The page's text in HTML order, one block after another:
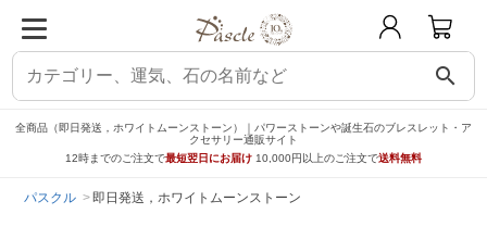
search
全商品（即日発送，ホワイトムーンストーン）｜パワーストーンや誕生石のブレスレット・ア
クセサリー通販サイト
12時までのご注文で最短翌日にお届け 10,000円以上のご注文で送料無料
パスクル 即日発送，ホワイトムーンストーン